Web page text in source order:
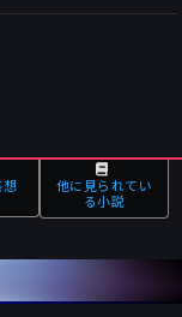
他に見られてい
る小説